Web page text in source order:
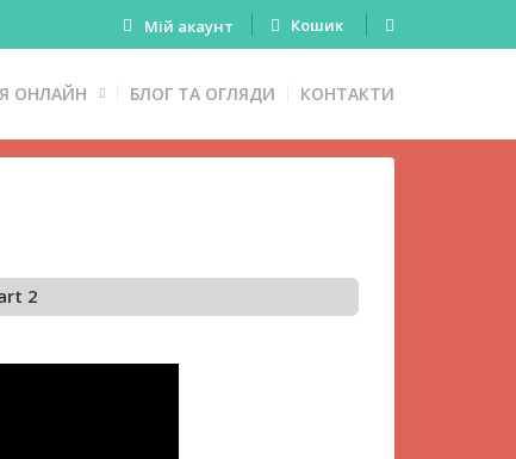
Мій акаунт Кошик
ОНЛАЙН БЛОГ ТА ОГЛЯДИ КОНТАКТИ
2